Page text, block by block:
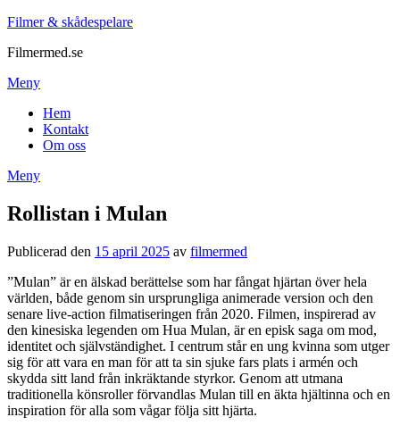
Filmer & skådespelare
Filmermed.se
Meny
Hem
Kontakt
Om oss
Meny
Rollistan i Mulan
Publicerad den 15 april 2025 av filmermed
”Mulan” är en älskad berättelse som har fångat hjärtan över hela
världen, både genom sin ursprungliga animerade version och den
senare live-action filmatiseringen från 2020. Filmen, inspirerad av
den kinesiska legenden om Hua Mulan, är en episk saga om mod,
identitet och självständighet. I centrum står en ung kvinna som utger
sig för att vara en man för att ta sin sjuke fars plats i armén och
skydda sitt land från inkräktande styrkor. Genom att utmana
traditionella könsroller förvandlas Mulan till en äkta hjältinna och en
inspiration för alla som vågar följa sitt hjärta.